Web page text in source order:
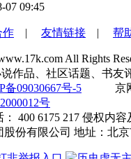
07 09:45
作 | 友情链接 | 帮
All Rights
作品、社区话题、书友
备09030667号-5 京网文
号
400 6175 217 侵权内
份有限公司 地址：北